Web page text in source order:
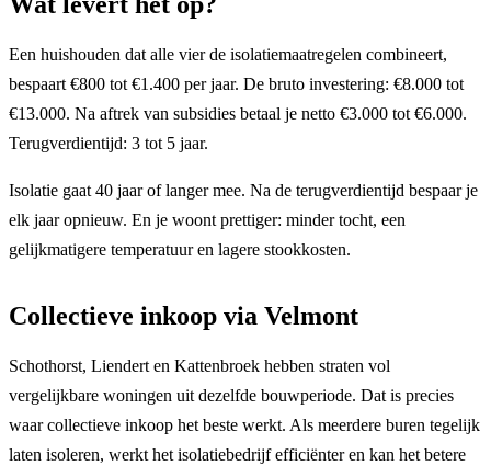
Een huishouden dat alle vier de isolatiemaatregelen combineert,
bespaart €800 tot €1.400 per jaar. De bruto investering: €8.000 tot
€13.000. Na aftrek van subsidies betaal je netto €3.000 tot €6.000.
Terugverdientijd: 3 tot 5 jaar.
Isolatie gaat 40 jaar of langer mee. Na de terugverdientijd bespaar je
elk jaar opnieuw. En je woont prettiger: minder tocht, een
gelijkmatigere temperatuur en lagere stookkosten.
Collectieve inkoop via Velmont
Schothorst, Liendert en Kattenbroek hebben straten vol
vergelijkbare woningen uit dezelfde bouwperiode. Dat is precies
waar collectieve inkoop het beste werkt. Als meerdere buren tegelijk
laten isoleren, werkt het isolatiebedrijf efficiënter en kan het betere